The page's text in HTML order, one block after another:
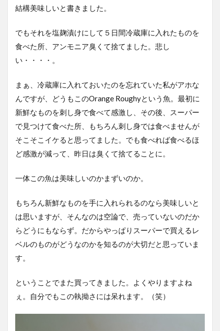
結構美味しいと書きました。
でもそれを塩麹漬けにして５日間冷蔵庫に入れたものを
食べた所、アンモニア臭くて捨てました。悲し
い・・・・。
まぁ、冷蔵庫に入れておいたのを忘れていた私がアホな
んですが、どうもこのOrange Roughyという魚。最初に
新鮮なものを刺し身で食べて感激し、その後、スーパー
で見つけて食べた所、もちろん刺し身では食べませんが
そこそこイケると思ってました。でも食べれば食べるほ
ど感激が減って、昨日は臭くて捨てることに。
一体この魚は美味しいのかまずいのか。
もちろん新鮮なものを手に入れられるのなら美味しいと
は思いますが、そんなのは空論で、売っていないのだか
らどうにもならず。だからやっぱりスーパーで買えるレ
ベルのものがどうなのかを知るのが大切だと思っていま
す。
ということでまた買ってきました。よくやりますよね
ぇ。自分でもこの執拗さには呆れます。（笑）